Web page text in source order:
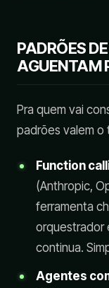
PADRÕES
AGUENTAM
Pra quem vai
padrões valem o
Function
(Anthropic,
ferramenta
orquestrador
continua.
Agentes